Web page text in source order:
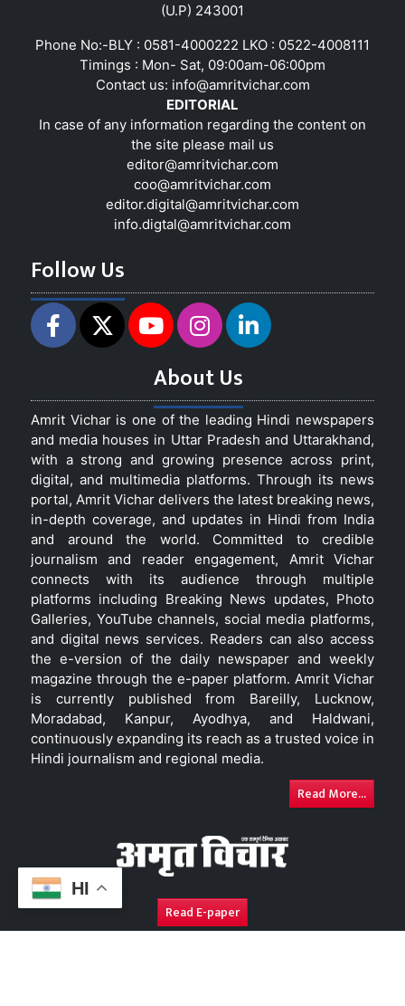
HI
(U.P) 243001
Phone No:-BLY : 0581-4000222 LKO : 0522-4008111
Timings : Mon- Sat, 09:00am-06:00pm
Contact us: info@amritvichar.com
EDITORIAL
In case of any information regarding the content on
the site please mail us
editor@amritvichar.com
coo@amritvichar.com
editor.digital@amritvichar.com
info.digtal@amritvichar.com
Follow Us
About Us
Amrit Vichar is one of the leading Hindi newspapers
and media houses in Uttar Pradesh and Uttarakhand,
with a strong and growing presence across print,
digital, and multimedia platforms. Through its news
portal, Amrit Vichar delivers the latest breaking news,
in-depth coverage, and updates in Hindi from India
and around the world. Committed to credible
journalism and reader engagement, Amrit Vichar
connects with its audience through multiple
platforms including Breaking News updates, Photo
Galleries, YouTube channels, social media platforms,
and digital news services. Readers can also access
the e-version of the daily newspaper and weekly
magazine through the e-paper platform. Amrit Vichar
is currently published from Bareilly, Lucknow,
Moradabad, Kanpur, Ayodhya, and Haldwani,
continuously expanding its reach as a trusted voice in
Hindi journalism and regional media.
Read More...
Read E-paper